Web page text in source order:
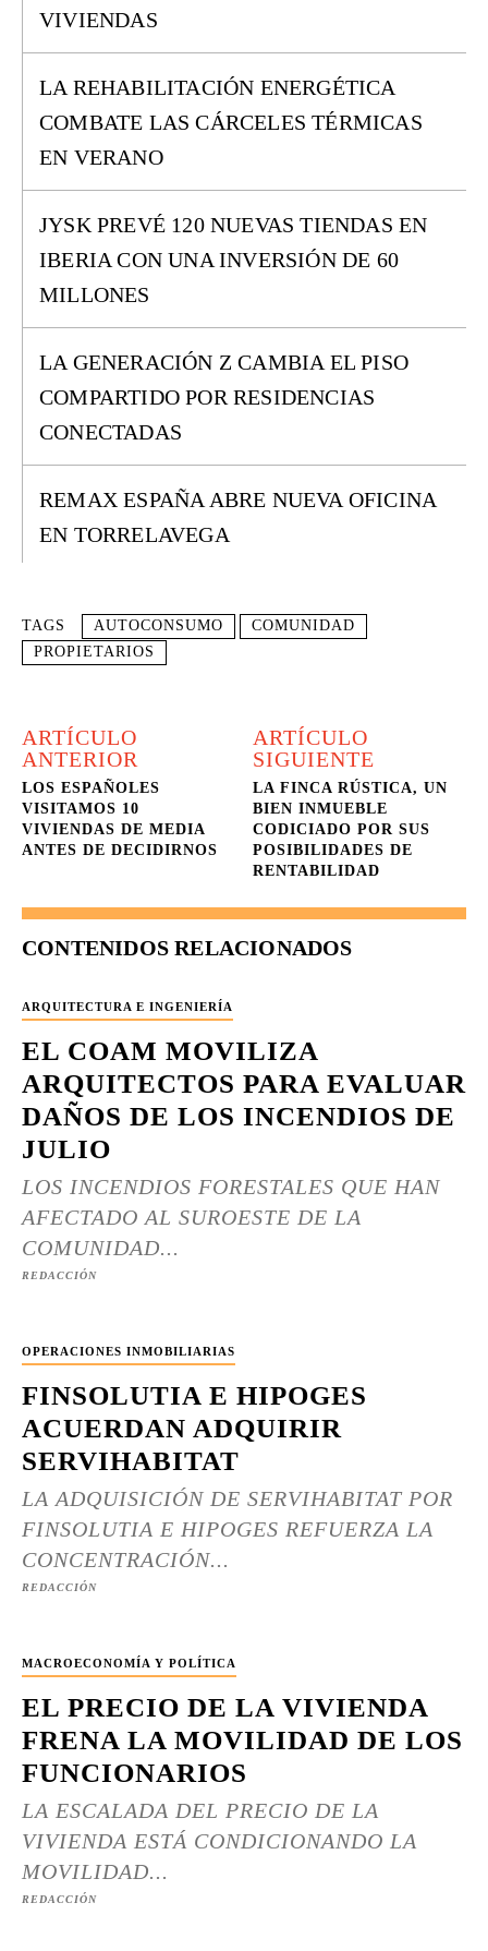
VIVIENDAS
LA REHABILITACIÓN ENERGÉTICA
COMBATE LAS CÁRCELES TÉRMICAS
EN VERANO
JYSK PREVÉ 120 NUEVAS TIENDAS EN
IBERIA CON UNA INVERSIÓN DE 60
MILLONES
LA GENERACIÓN Z CAMBIA EL PISO
COMPARTIDO POR RESIDENCIAS
CONECTADAS
REMAX ESPAÑA ABRE NUEVA OFICINA
EN TORRELAVEGA
TAGS AUTOCONSUMO
COMUNIDAD
PROPIETARIOS
ARTÍCULO
ANTERIOR
LOS ESPAÑOLES
VISITAMOS 10
VIVIENDAS DE MEDIA
ANTES DE DECIDIRNOS
ARTÍCULO
SIGUIENTE
LA FINCA RÚSTICA, UN
BIEN INMUEBLE
CODICIADO POR SUS
POSIBILIDADES DE
RENTABILIDAD
CONTENIDOS RELACIONADOS
ARQUITECTURA E INGENIERÍA
EL COAM MOVILIZA
ARQUITECTOS PARA EVALUAR
DAÑOS DE LOS INCENDIOS DE
JULIO
LOS INCENDIOS FORESTALES QUE HAN
AFECTADO AL SUROESTE DE LA
COMUNIDAD...
REDACCIÓN
OPERACIONES INMOBILIARIAS
FINSOLUTIA E HIPOGES
ACUERDAN ADQUIRIR
SERVIHABITAT
LA ADQUISICIÓN DE SERVIHABITAT POR
FINSOLUTIA E HIPOGES REFUERZA LA
CONCENTRACIÓN...
REDACCIÓN
MACROECONOMÍA Y POLÍTICA
EL PRECIO DE LA VIVIENDA
FRENA LA MOVILIDAD DE LOS
FUNCIONARIOS
LA ESCALADA DEL PRECIO DE LA
VIVIENDA ESTÁ CONDICIONANDO LA
MOVILIDAD...
REDACCIÓN